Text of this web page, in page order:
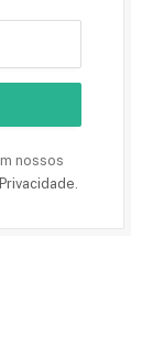
nossos
.